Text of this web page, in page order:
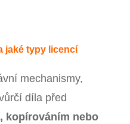
jaké typy licencí
mechanismy,
díla před
kopírováním nebo